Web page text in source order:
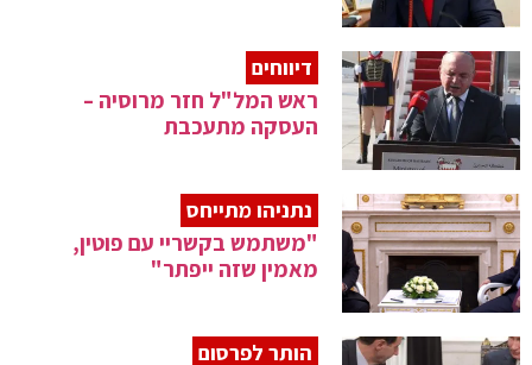
דיווחים
ראש המל"ל חזר מרוסיה –
העסקה מתעכבת
נתניהו מתייחס
"משתמש בקשריי עם פוטין,
מאמין שזה ייפתר"
הותר לפרסום